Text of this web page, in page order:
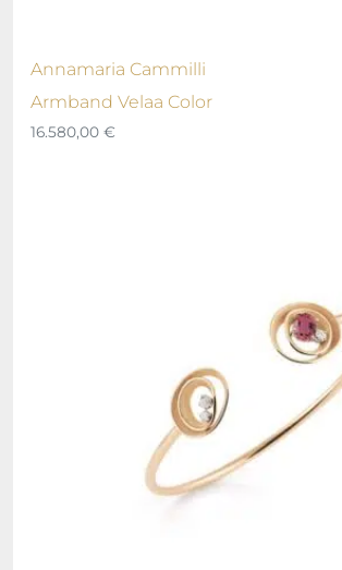
Annamaria Cammilli
Armband Velaa Color
16.580,00 €